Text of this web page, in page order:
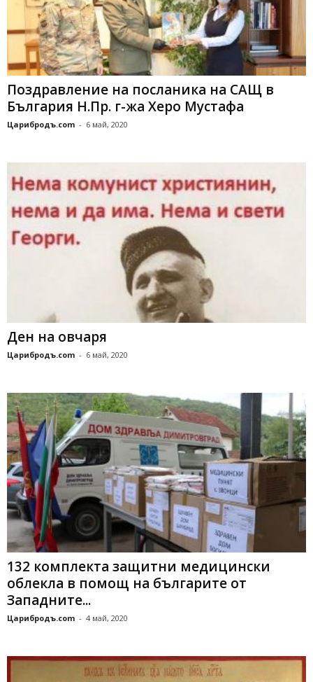
Поздравление на посланика на САЩ в
България Н.Пр. г-жа Херо Мустафа
Царибродъ.com - 6 май, 2020
Ден на овчаря
Царибродъ.com - 6 май, 2020
132 комплекта защитни медицински
облекла в помощ на българите от
Западните...
Царибродъ.com - 4 май, 2020